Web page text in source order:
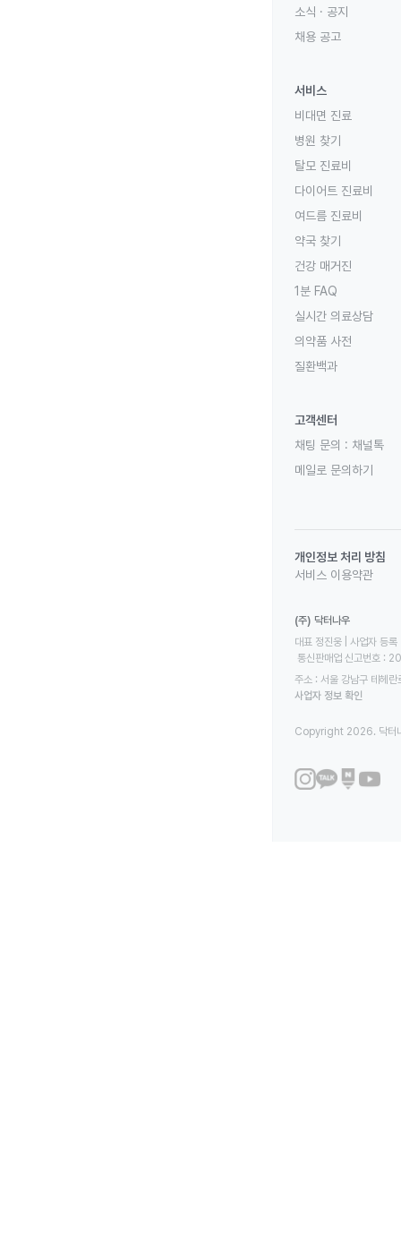
소식 · 공지
채용 공고
서비스
비대면 진료
병원 찾기
탈모 진료비
다이어트 진료비
여드름 진료비
약국 찾기
건강 매거진
1분 FAQ
실시간 의료상담
의약품 사전
질환백과
고객센터
채팅 문의 : 채널톡
메일로 문의하기
개인정보 처리 방침
서비스 이용약관
(주) 닥터나우
대표 정진웅 | 사업자
통신판매업 신고번호
주소 : 서울 강남구 테헤
사업자 정보 확인
Copyright 2026. 닥터